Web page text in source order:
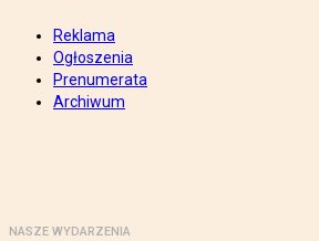
Reklama
Ogłoszenia
Prenumerata
Archiwum
NASZE WYDARZENIA